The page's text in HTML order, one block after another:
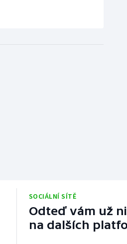
SOCIÁLNÍ SÍTĚ
Odteď vám už
na dalších